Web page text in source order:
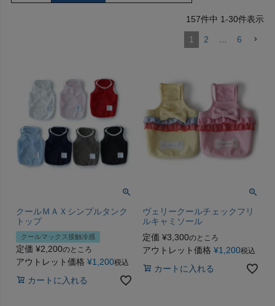
157件中 1-30件表示
1 2 … 6
クールＭＡＸシンプルタンク
トップ
クールマックス接触冷感
定価 ¥2,200のところ
アウトレット価格 ¥1,200税込
カートに入れる
ヴェリークールチェックフリ
ルキャミソール
定価 ¥3,300のところ
アウトレット価格 ¥1,200税込
カートに入れる